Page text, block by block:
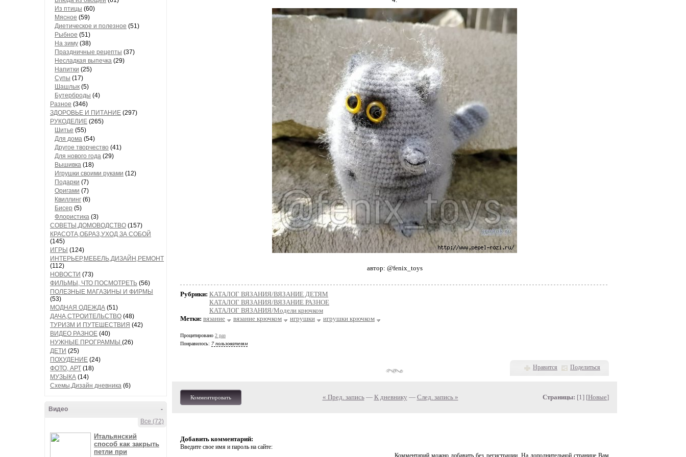
Из птицы (60)
Мясное (59)
Диетическое и полезное (51)
Рыбное (51)
На зиму (38)
Праздничные рецепты (37)
Несладкая выпечка (29)
Напитки (25)
Супы (17)
Шашлык (5)
Бутерброды (4)
Разное (346)
ЗДОРОВЬЕ И ПИТАНИЕ (297)
РУКОДЕЛИЕ (265)
Шитье (55)
Для дома (54)
Другое творчество (41)
Для нового года (29)
Вышивка (18)
Игрушки своими руками (12)
Подарки (7)
Оригами (7)
Квиллинг (6)
Бисер (5)
Флористика (3)
СОВЕТЫ,ДОМОВОДСТВО (157)
КРАСОТА,ОБРАЗ,УХОД ЗА СОБОЙ
(145)
ИГРЫ (124)
ИНТЕРЬЕР,МЕБЕЛЬ,ДИЗАЙН,РЕМОНТ
(112)
НОВОСТИ (73)
ФИЛЬМЫ, ЧТО ПОСМОТРЕТЬ (56)
ПОЛЕЗНЫЕ МАГАЗИНЫ И ФИРМЫ
(53)
МОДНАЯ ОДЕЖДА (51)
ДАЧА,СТРОИТЕЛЬСТВО (48)
ТУРИЗМ И ПУТЕШЕСТВИЯ (42)
ВИДЕО РАЗНОЕ (40)
НУЖНЫЕ ПРОГРАММЫ (26)
ДЕТИ (25)
ПОХУДЕНИЕ (24)
ФОТО, АРТ (18)
МУЗЫКА (14)
Схемы,Дизайн дневника (6)
-
Видео
Все (72)
Итальянский
способ как закрыть
петли при
автор: @fenix_toys
Рубрики: КАТАЛОГ ВЯЗАНИЯ/ВЯЗАНИЕ ДЕТЯМ
КАТАЛОГ ВЯЗАНИЯ/ВЯЗАНИЕ РАЗНОЕ
КАТАЛОГ ВЯЗАНИЯ/Модели крючком
Метки: вязание вязание крючком игрушки игрушки крючком
Процитировано 2 раз
Понравилось: 7 пользователям
Нравится Поделиться
Комментировать « Пред. запись— К дневнику — След. запись » Страницы: [1] [Новые]
Добавить комментарий:
Введите свое имя и пароль на сайте:
Комментарий можно добавить без регистрации. На дополнительной странице Вам